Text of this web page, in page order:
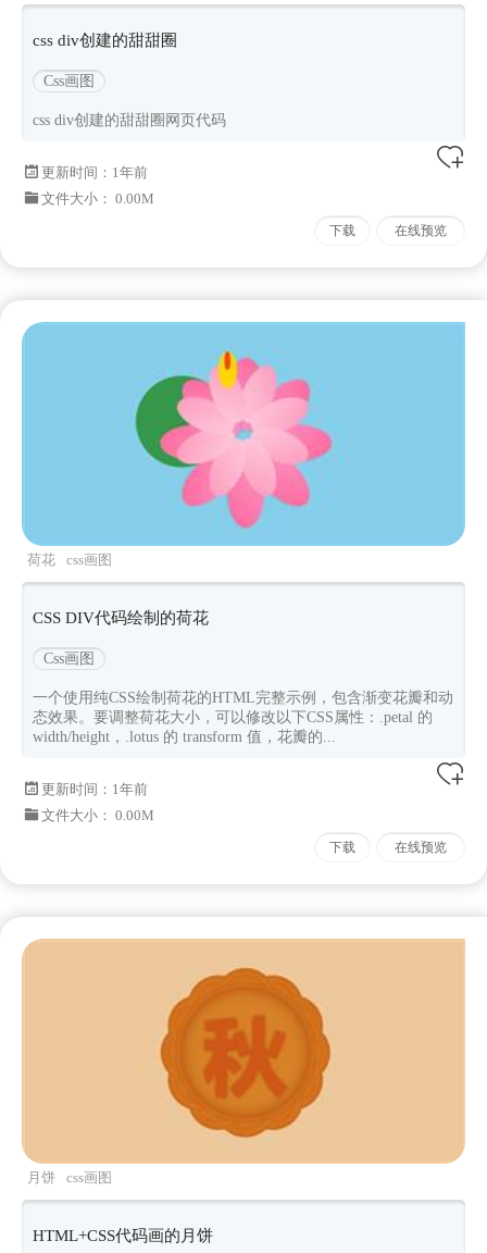
css div创建的甜甜圈
Css画图
css div创建的甜甜圈网页代码
更新时间： 1年前
文件大小： 0.00M
下载 在线预览
荷花 css画图
CSS DIV代码绘制的荷花
Css画图
一个使用纯CSS绘制荷花的HTML完整示例，包含渐变花瓣和动
态效果。要调整荷花大小，可以修改以下CSS属性：.petal 的
width/height，.lotus 的 transform 值，花瓣的...
更新时间： 1年前
文件大小： 0.00M
下载 在线预览
月饼 css画图
HTML+CSS代码画的月饼